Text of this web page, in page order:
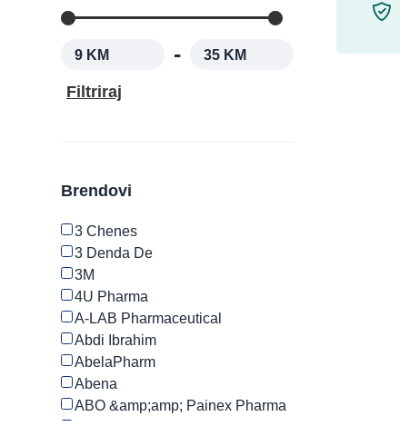
9 KM - 35 KM
Filtriraj
Brendovi
3 Chenes
3 Denda De
3M
4U Pharma
A-LAB Pharmaceutical
Abdi Ibrahim
AbelaPharm
Abena
ABO &amp;amp; Painex Pharma